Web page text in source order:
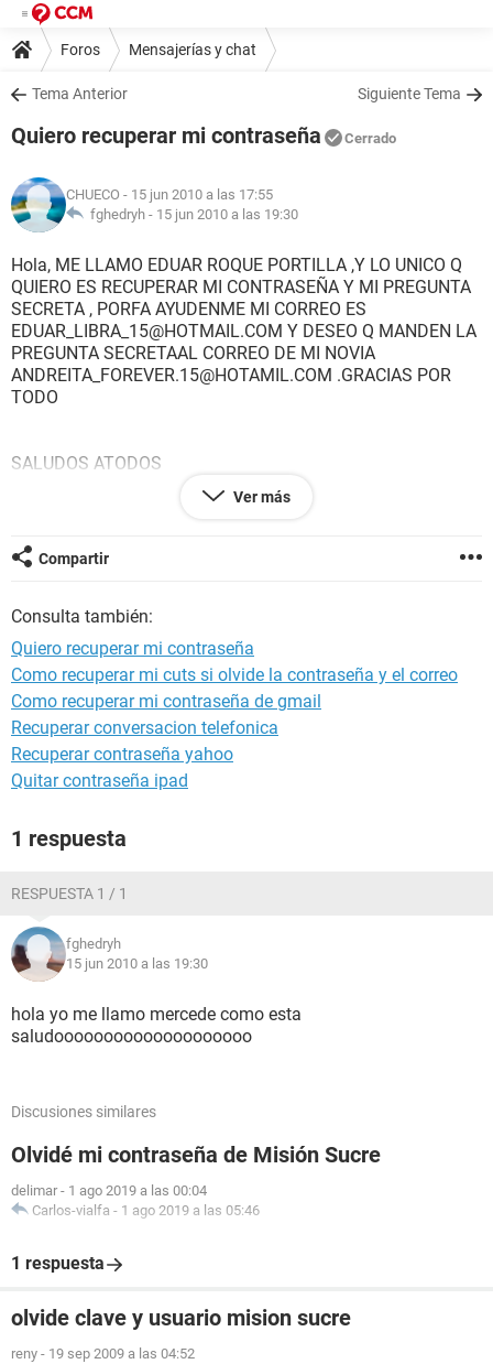
Foros Mensajerías y chat
Tema Anterior Siguiente Tema
Quiero recuperar mi contraseña Cerrado
CHUECO - 15 jun 2010 a las 17:55
fghedryh - 15 jun 2010 a las 19:30
Hola, ME LLAMO EDUAR ROQUE PORTILLA ,Y LO UNICO Q
QUIERO ES RECUPERAR MI CONTRASEÑA Y MI PREGUNTA
SECRETA , PORFA AYUDENME MI CORREO ES
EDUAR_LIBRA_15@HOTMAIL.COM Y DESEO Q MANDEN LA
PREGUNTA SECRETAAL CORREO DE MI NOVIA
ANDREITA_FOREVER.15@HOTAMIL.COM .GRACIAS POR
TODO
SALUDOS ATODOS
Ver más
Compartir
Consulta también:
Quiero recuperar mi contraseña
Como recuperar mi cuts si olvide la contraseña y el correo
Como recuperar mi contraseña de gmail
Recuperar conversacion telefonica
Recuperar contraseña yahoo
Quitar contraseña ipad
1 respuesta
RESPUESTA 1 / 1
fghedryh
15 jun 2010 a las 19:30
hola yo me llamo mercede como esta
saludoooooooooooooooooooo
Discusiones similares
Olvidé mi contraseña de Misión Sucre
delimar - 1 ago 2019 a las 00:04
Carlos-vialfa - 1 ago 2019 a las 05:46
1 respuesta
olvide clave y usuario mision sucre
reny - 19 sep 2009 a las 04:52